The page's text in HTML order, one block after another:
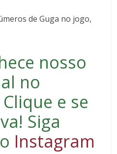
de Guga no jogo,
nosso
no
Clique e se
! Siga
Instagram